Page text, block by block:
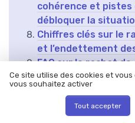
cohérence et
débloquer la
Chiffres clés sur le
et l’endettement
FAQ sur le rachat
ChatGPT
Ce site utilise des cookies et
vous souhaitez activer
Tout accepter